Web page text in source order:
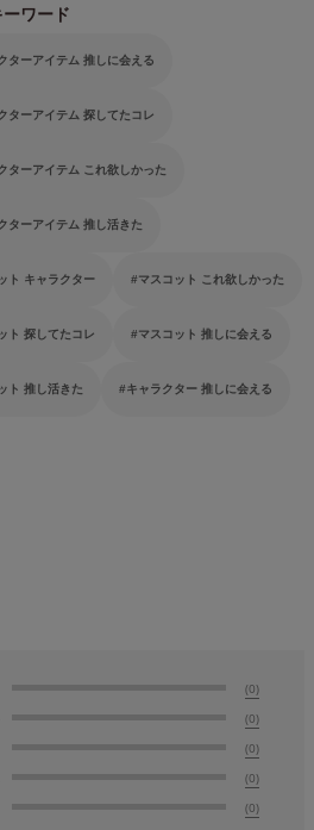
ーワード
ターアイテム 推しに会える
ターアイテム 探してたコレ
ターアイテム これ欲しかった
ターアイテム 推し活きた
ト キャラクター マスコット これ欲しかった
ト 探してたコレ マスコット 推しに会える
ト 推し活きた キャラクター 推しに会える
(0)
(0)
(0)
(0)
(0)